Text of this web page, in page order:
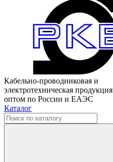
Кабельно-проводниковая и
электротехническая продукция
оптом по России и ЕАЭС
Каталог